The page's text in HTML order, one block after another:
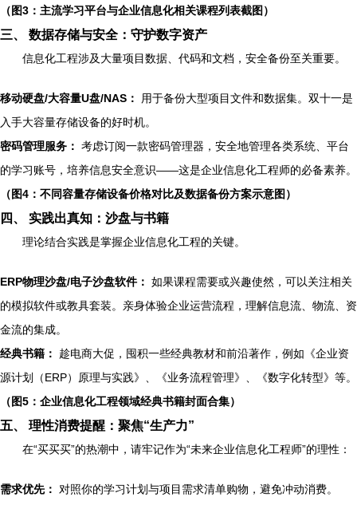
（图3：主流学习平台与企业信息化相关课程列表截图）
三、 数据存储与安全：守护数字资产
信息化工程涉及大量项目数据、代码和文档，安全备份至关重要。
移动硬盘/大容量U盘/NAS：
用于备份大型项目文件和数据集。双十一是
入手大容量存储设备的好时机。
密码管理服务： 考虑订阅一款密码管理器，安全地管理各类系统、平台
的学习账号，培养信息安全意识——这是企业信息化工程师的必备素养。
（图4：不同容量存储设备价格对比及数据备份方案示意图）
四、 实践出真知：沙盘与书籍
理论结合实践是掌握企业信息化工程的关键。
ERP物理沙盘/电子沙盘软件： 如果课程需要或兴趣使然，可以关注相关
的模拟软件或教具套装。亲身体验企业运营流程，理解信息流、物流、资
金流的集成。
经典书籍：
趁电商大促，囤积一些经典教材和前沿著作，例如《企业资
源计划（ERP）原理与实践》、《业务流程管理》、《数字化转型》等。
（图5：企业信息化工程领域经典书籍封面合集）
五、 理性消费提醒：聚焦“生产力”
在“买买买”的热潮中，请牢记作为“未来企业信息化工程师”的理性：
需求优先：
对照你的学习计划与项目需求清单购物，避免冲动消费。